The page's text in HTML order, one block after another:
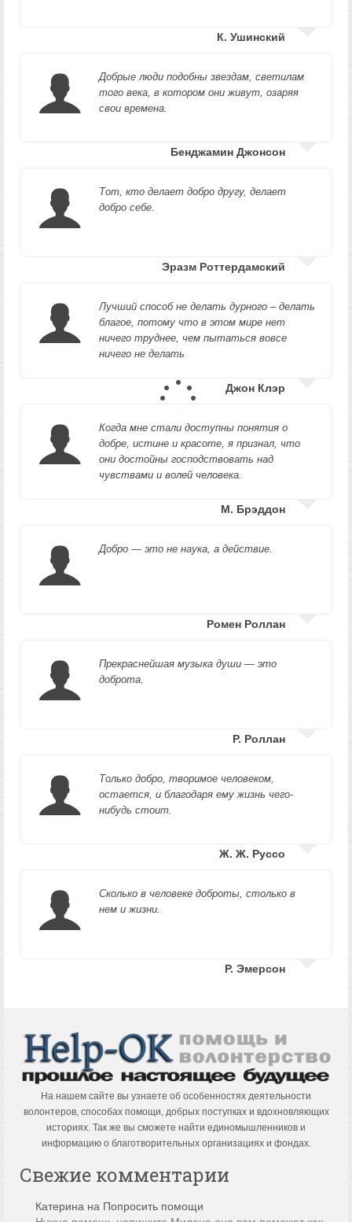
К. Ушинский
Добрые люди подобны звездам, светилам
того века, в котором они живут, озаряя
свои времена.
Бенджамин Джонсон
Тот, кто делает добро другу, делает
добро себе.
Эразм Роттердамский
Лучший способ не делать дурного – делать
благое, потому что в этом мире нет
ничего труднее, чем пытаться вовсе
ничего не делать
Джон Клэр
Когда мне стали доступны понятия о
добре, истине и красоте, я признал, что
они достойны господствовать над
чувствами и волей человека.
М. Брэддон
Добро — это не наука, а действие.
Ромен Роллан
Прекраснейшая музыка души — это
доброта.
Р. Роллан
Только добро, творимое человеком,
остается, и благодаря ему жизнь чего-
нибудь стоит.
Ж. Ж. Руссо
Сколько в человеке доброты, столько в
нем и жизни.
Р. Эмерсон
На нашем сайте вы узнаете об особенностях деятельности
волонтеров, способах помощи, добрых поступках и вдохновляющих
историях. Так же вы сможете найти единомышленников и
информацию о благотворительных организациях и фондах.
Свежие комментарии
Катерина на Попросить помощи